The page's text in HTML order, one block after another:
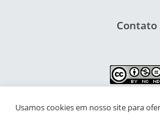
Contato
Usamos cookies em nosso site para